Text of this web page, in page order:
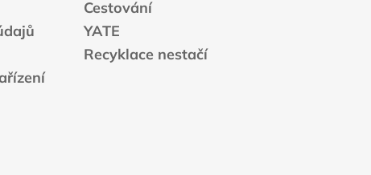
Cestování
YATE
Recyklace nestačí